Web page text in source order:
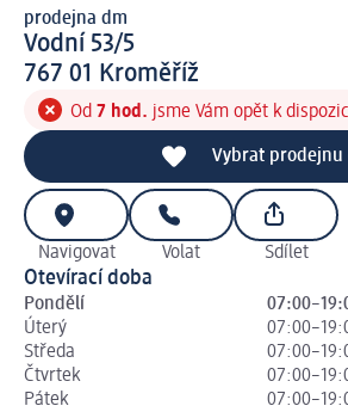
prodejna d m
prodejna dm
Vodní 53/5
7 6 7 0 1
767 01 Kroměříž
Od 7 hod. jsme Vám opět k
Vybrat prodejnu
Navigovat Volat Sdílet
Otevírací doba
Pondělí
Úterý
Středa
Čtvrtek
Pátek